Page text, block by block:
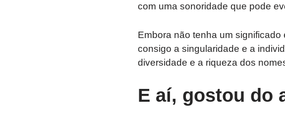
com uma sonoridade que pode
Embora não tenha um
consigo a singularidade e a
diversidade e a riqueza dos
E aí, gostou do